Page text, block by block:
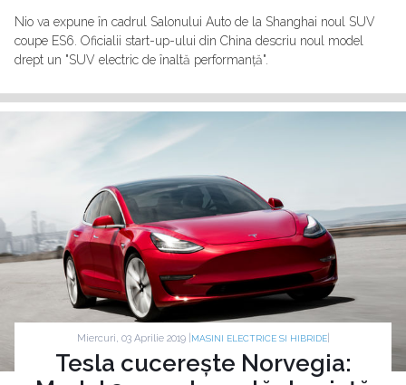
Nio va expune în cadrul Salonului Auto de la Shanghai noul SUV
coupe ES6. Oficialii start-up-ului din China descriu noul model
drept un "SUV electric de înaltă performanță".
Miercuri, 03 Aprilie 2019 | MASINI ELECTRICE SI HIBRIDE|
Tesla cucerește Norvegia: